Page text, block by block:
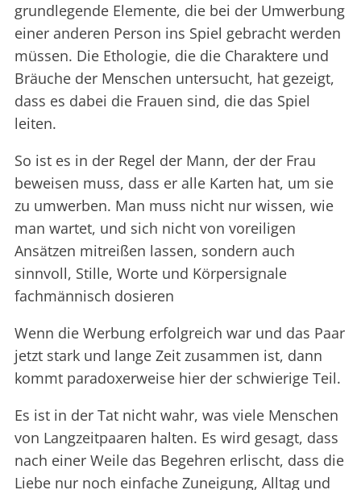
grundlegende Elemente, die bei der Umwerbung
einer anderen Person ins Spiel gebracht werden
müssen. Die Ethologie, die die Charaktere und
Bräuche der Menschen untersucht, hat gezeigt,
dass es dabei die Frauen sind, die das Spiel
leiten.
So ist es in der Regel der Mann, der der Frau
beweisen muss, dass er alle Karten hat, um sie
zu umwerben. Man muss nicht nur wissen, wie
man wartet, und sich nicht von voreiligen
Ansätzen mitreißen lassen, sondern auch
sinnvoll, Stille, Worte und Körpersignale
fachmännisch dosieren
Wenn die Werbung erfolgreich war und das Paar
jetzt stark und lange Zeit zusammen ist, dann
kommt paradoxerweise hier der schwierige Teil.
Es ist in der Tat nicht wahr, was viele Menschen
von Langzeitpaaren halten. Es wird gesagt, dass
nach einer Weile das Begehren erlischt, dass die
Liebe nur noch einfache Zuneigung, Alltag und